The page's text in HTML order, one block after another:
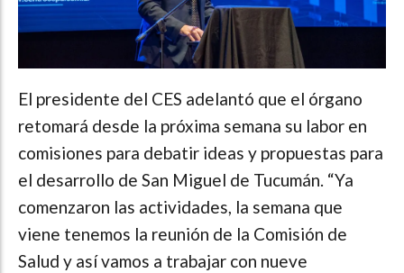
El presidente del CES adelantó que el órgano
retomará desde la próxima semana su labor en
comisiones para debatir ideas y propuestas para
el desarrollo de San Miguel de Tucumán. “Ya
comenzaron las actividades, la semana que
viene tenemos la reunión de la Comisión de
Salud y así vamos a trabajar con nueve